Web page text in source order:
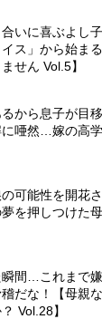
いに喜ぶよし
ス」から始ま
せん Vol.5】
るから息子が目
唖然…嫁の高
の可能性を開花
を押しつけた
間…これまで
だな！【母親
Vol.28】